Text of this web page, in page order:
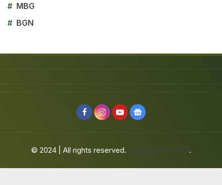
# MBG
# BGN
© 2024 | All rights reserved. jafarbuaisme.com.